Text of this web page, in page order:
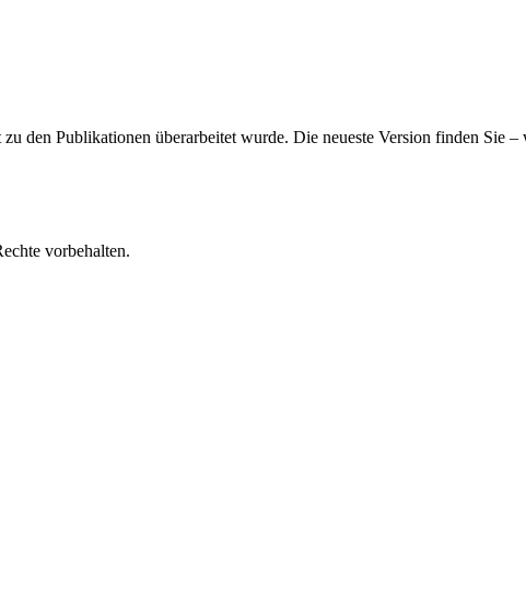
den Publikationen überarbeitet wurde. Die neueste Version finden Sie
vorbehalten.